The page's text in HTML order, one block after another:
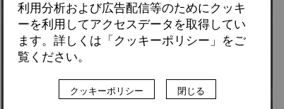
利用分析および広告配信等のためにクッキ
ーを利用してアクセスデータを取得してい
ます。詳しくは「クッキーポリシー」をご
覧ください。
クッキーポリシー 閉じる